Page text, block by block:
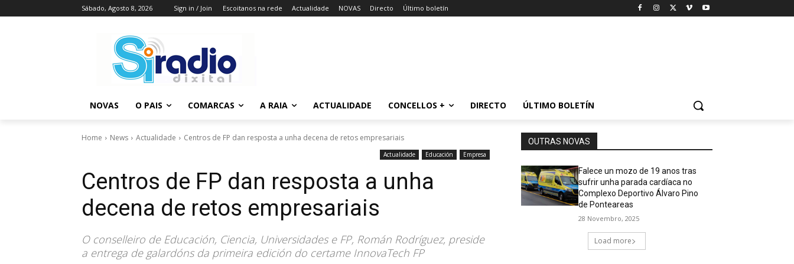
Sábado, Agosto 8, 2026 Sign in / Join Escoitanos na rede Actualidade NOVAS Directo Último boletín
NOVAS O PAIS COMARCAS A RAIA ACTUALIDADE CONCELLOS + DIRECTO ÚLTIMO BOLETÍN
Home News Actualidade Centros de FP dan resposta a unha decena de retos empresariais
Actualidade Educación Empresa
Centros de FP dan resposta a unha
decena de retos empresariais
O conselleiro de Educación, Ciencia, Universidades e FP, Román Rodríguez, preside
a entrega de galardóns da primeira edición do certame InnovaTech FP
OUTRAS NOVAS
Falece un mozo de 19 anos tras
sufrir unha parada cardíaca no
Complexo Deportivo Álvaro Pino
de Ponteareas
28 Novembro, 2025
Load more